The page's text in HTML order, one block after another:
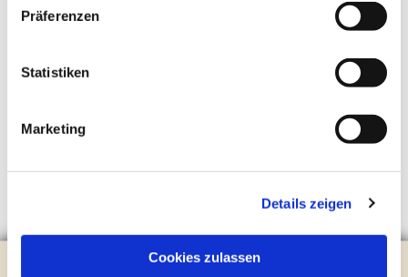
Präferenzen
Statistiken
Marketing
Details zeigen
Cookies zulassen
Evangelische Kirchengemeinde Steinhagen